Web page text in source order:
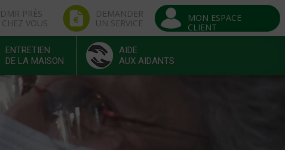
PRÈS
CHEZ VOUS
DEMANDER
UN SERVICE
MON ESPACE
CLIENT
ENTRETIEN
DE LA MAISON
AIDE
AUX AIDANTS